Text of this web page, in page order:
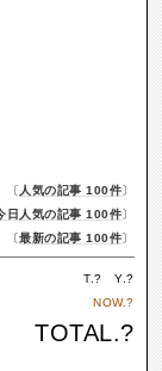
〔 人気の記事 100件〕
日人気の記事 100件〕
〔最新の記事 100件〕
T.? Y.?
NOW.?
TOTAL.?